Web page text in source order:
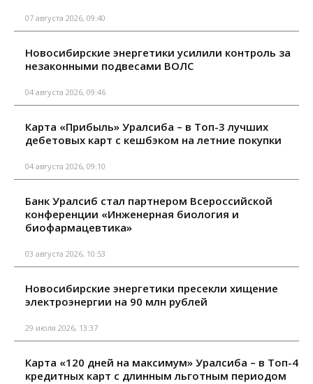
07 августа 2026, 09:40
Новосибирские энергетики усилили контроль за
незаконными подвесами ВОЛС
04 августа 2026, 09:46
Карта «Прибыль» Уралсиба – в Топ-3 лучших
дебетовых карт с кешбэком на летние покупки
04 августа 2026, 09:10
Банк Уралсиб стал партнером Всероссийской
конференции «Инженерная биология и
биофармацевтика»
03 августа 2026, 10:53
Новосибирские энергетики пресекли хищение
электроэнергии на 90 млн рублей
29 июля 2026, 13:37
Карта «120 дней на максимум» Уралсиба – в Топ-4
кредитных карт с длинным льготным периодом